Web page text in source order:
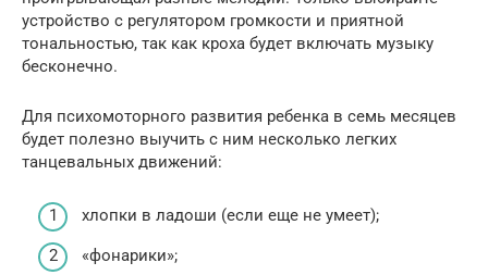
устройство с регулятором громкости и приятной
тональностью, так как кроха будет включать музыку
бесконечно.
Для психомоторного развития ребенка в семь месяцев
будет полезно выучить с ним несколько легких
танцевальных движений:
хлопки в ладоши (если еще не умеет);
«фонарики»;